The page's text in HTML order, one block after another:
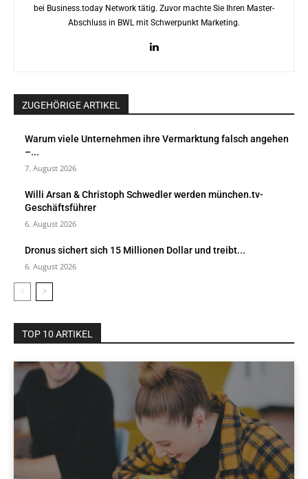
bei Business.today Network tätig. Zuvor machte Sie Ihren Master-
Abschluss in BWL mit Schwerpunkt Marketing.
ZUGEHÖRIGE ARTIKEL
Warum viele Unternehmen ihre Vermarktung falsch angehen
–...
7. August 2026
Willi Arsan & Christoph Schwedler werden münchen.tv-
Geschäftsführer
6. August 2026
Dronus sichert sich 15 Millionen Dollar und treibt...
6. August 2026
TOP 10 ARTIKEL